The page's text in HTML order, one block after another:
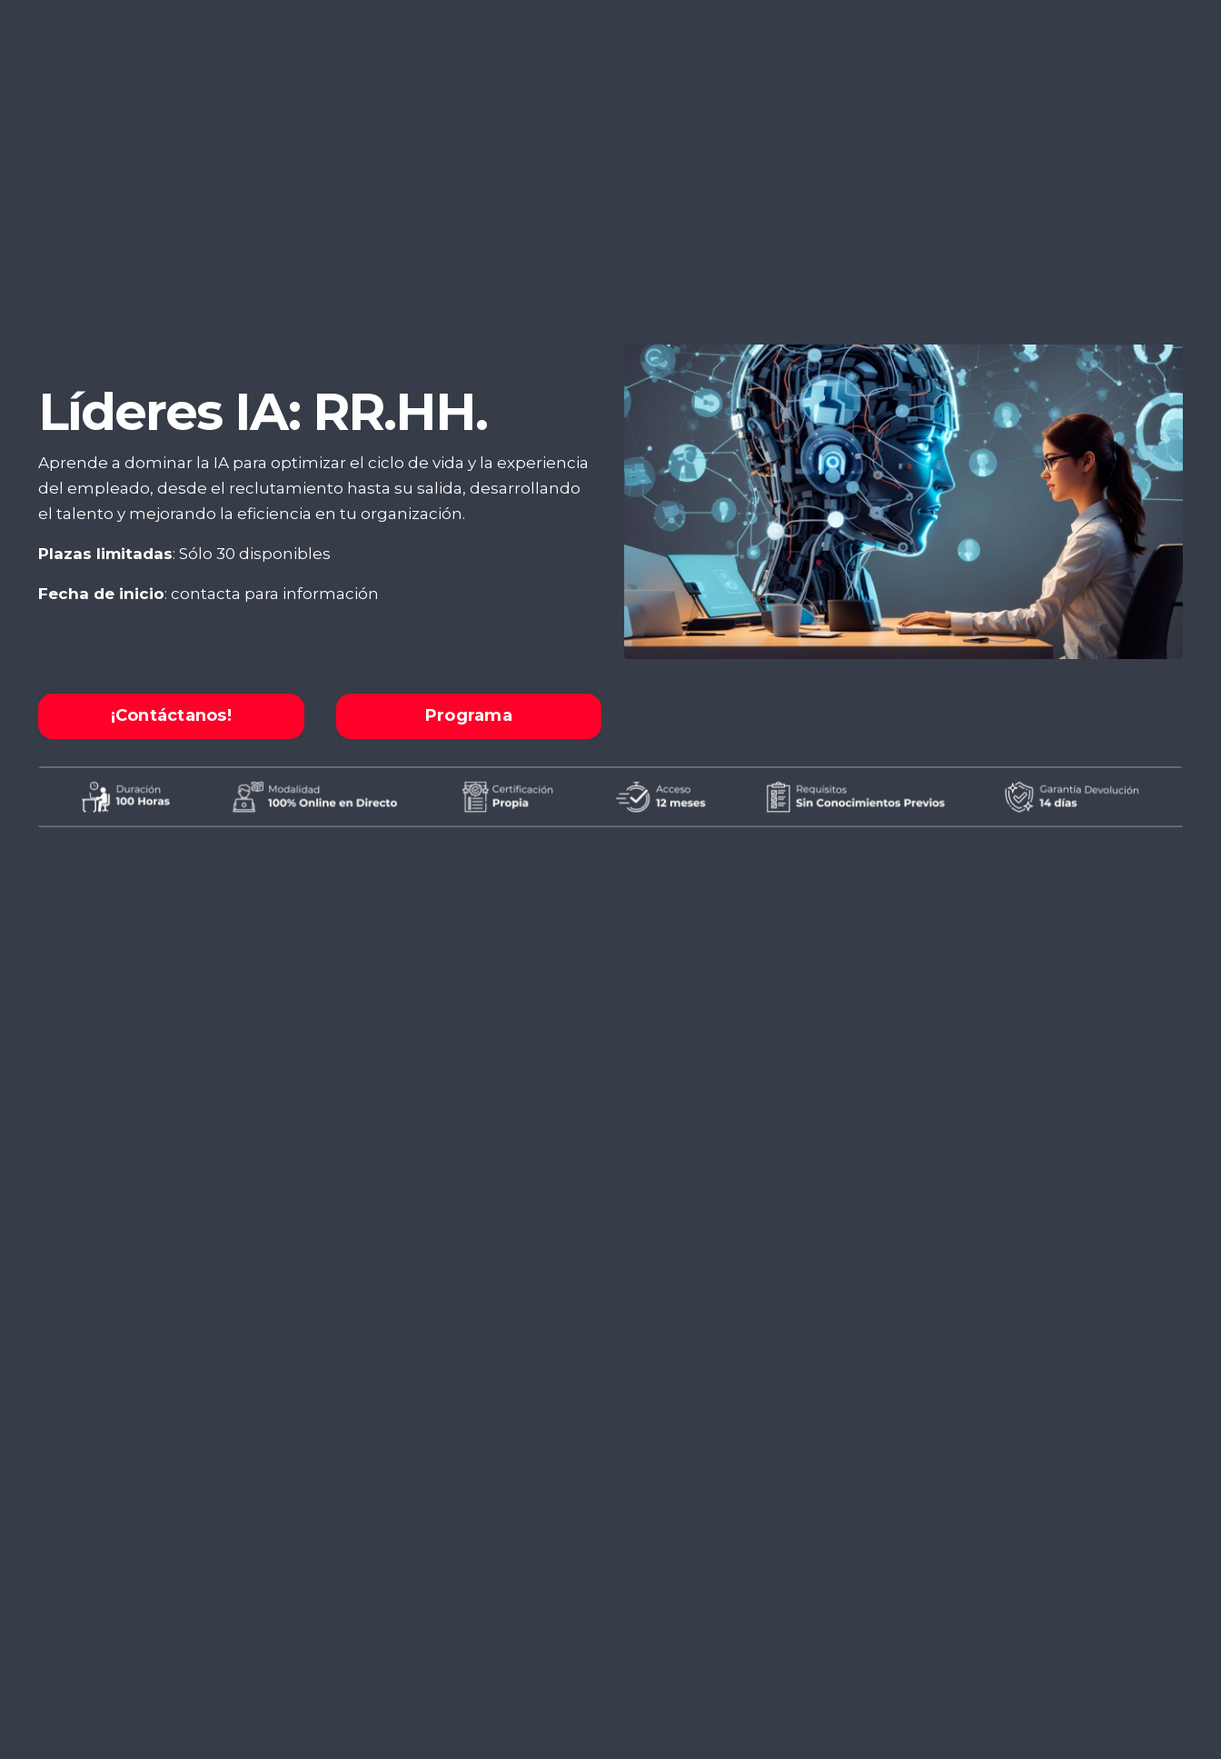
Líderes IA: RR.HH.
Aprende a dominar la IA para optimizar el ciclo de vida y la experiencia
del empleado, desde el reclutamiento hasta su salida, desarrollando
el talento y mejorando la eficiencia en tu organización.
Plazas limitadas: Sólo 30 disponibles
Fecha de inicio: contacta para información
¡Contáctanos! Programa